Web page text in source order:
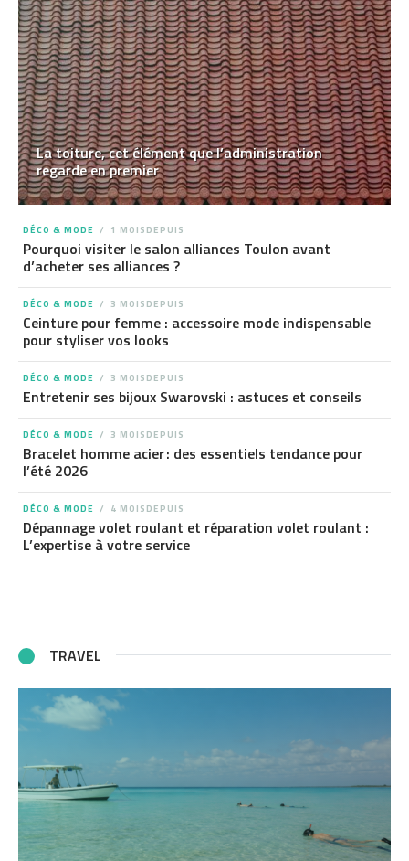
La toiture, cet élément que l’administration
regarde en premier
DÉCO & MODE 1 MOISDEPUIS
Pourquoi visiter le salon alliances Toulon avant
d’acheter ses alliances ?
DÉCO & MODE 3 MOISDEPUIS
Ceinture pour femme : accessoire mode indispensable
pour styliser vos looks
DÉCO & MODE 3 MOISDEPUIS
Entretenir ses bijoux Swarovski : astuces et conseils
DÉCO & MODE 3 MOISDEPUIS
Bracelet homme acier : des essentiels tendance pour
l’été 2026
DÉCO & MODE 4 MOISDEPUIS
Dépannage volet roulant et réparation volet roulant :
L’expertise à votre service
TRAVEL